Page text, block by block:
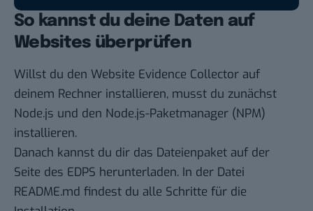
So kannst du deine Daten auf
Websites überprüfen
Willst du den Website Evidence Collector auf
deinem Rechner installieren, musst du zunächst
Node.js und den Node.js-Paketmanager (NPM)
installieren.
Danach kannst du dir das Dateienpaket auf der
Seite des EDPS herunterladen. In der Datei
README.md findest du alle Schritte für die